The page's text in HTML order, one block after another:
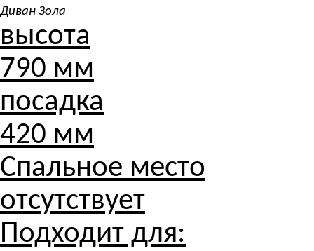
Диван Зола
высота
790 мм
посадка
420 мм
Спальное место
отсутствует
Подходит для: